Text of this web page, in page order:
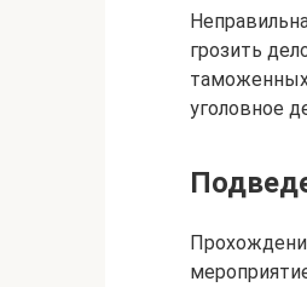
грозить
уголовное